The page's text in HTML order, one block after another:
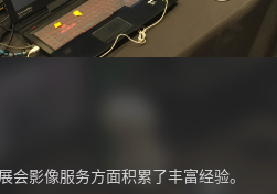
会影像服务方面积累了丰富经验。